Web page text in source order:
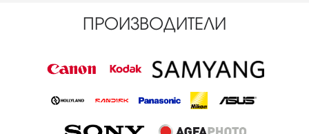
ПРОИЗВОДИТЕЛИ